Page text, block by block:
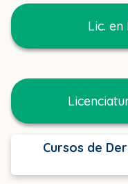
Lic.
Cursos de